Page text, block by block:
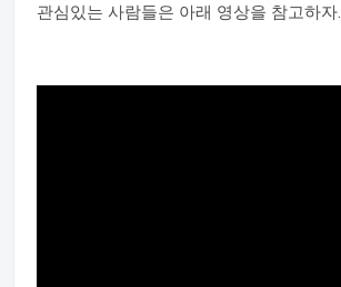
관심있는 사람들은 아래 영상을 참고하자.